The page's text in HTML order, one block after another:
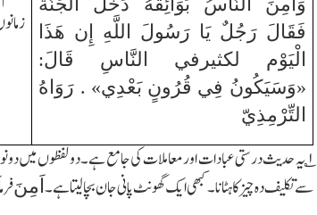
فَقَالَ رَجُلٌ يَا رَسُولَ اللَّهِ إِن هَذَا
الْيَوْم لكثيرفي النَّاسِ قَالَ:
«وَسَيَكُونُ فِي قُرُونٍ بَعْدِي» . رَوَاهُ
التِّرْمِذِيّ
۱؎ یہ حدیث درستی عبادات اور معاملات کی جامع ہے۔دولفظوں میں
سے تکلیف دہ چیز کا ہٹانا۔کبھی ایک گھونٹ پانی جان بچالیتا ہے۔اَمِنَ